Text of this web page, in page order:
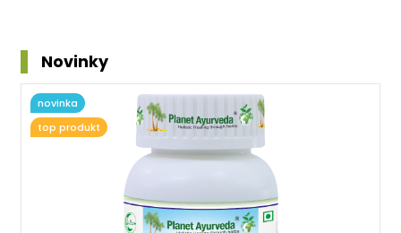
Novinky
novinka
top produkt